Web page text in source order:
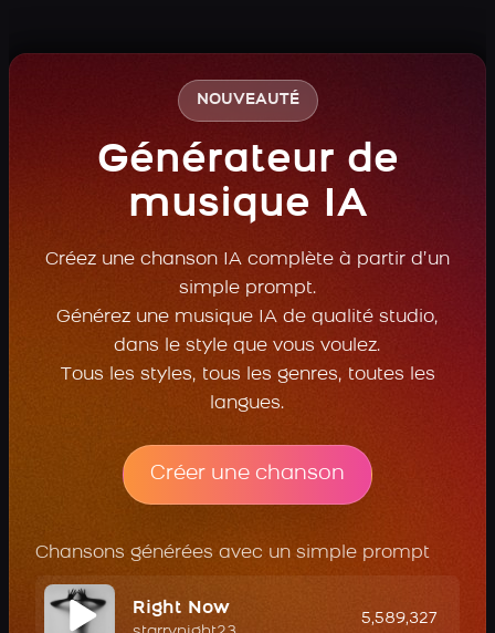
NOUVEAUTÉ
Générateur de
musique IA
Créez une chanson IA complète à partir d’un
simple prompt.
Générez une musique IA de qualité studio,
dans le style que vous voulez.
Tous les styles, tous les genres, toutes les
langues.
Créer une chanson
Chansons générées avec un simple prompt
Right Now
5,589,327